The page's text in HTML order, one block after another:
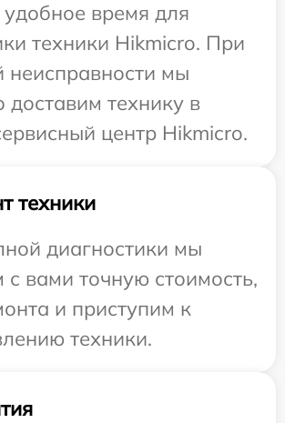
удобное время для
техники Hikmicro. При
неисправности мы
доставим технику в
центр Hikmicro.
техники
диагностики мы
с вами точную стоимость,
и приступим к
техники.